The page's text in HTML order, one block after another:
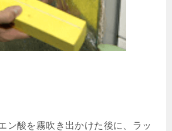
ン酸を霧吹き出かけた後に、ラッ